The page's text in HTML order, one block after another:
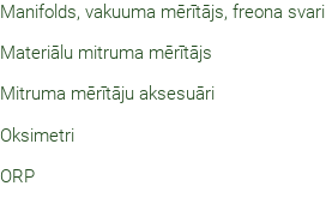
Manifolds, vakuuma mērītājs, freona svari
Materiālu mitruma mērītājs
Mitruma mērītāju aksesuāri
Oksimetri
ORP